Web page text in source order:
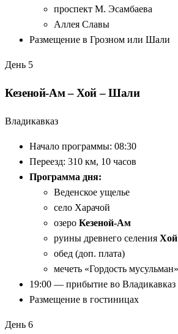
проспект М. Эсамбаева
Аллея Славы
Размещение в Грозном или Шали
День 5
Кезеной-Ам – Хой – Шали
Владикавказ
Начало программы: 08:30
Переезд: 310 км, 10 часов
Программа дня:
Веденское ущелье
село Харачой
озеро Кезеной-Ам
руины древнего селения Хой
обед (доп. плата)
мечеть «Гордость
19:00 — прибытие во Владикавказ
Размещение в гостиницах
День 6